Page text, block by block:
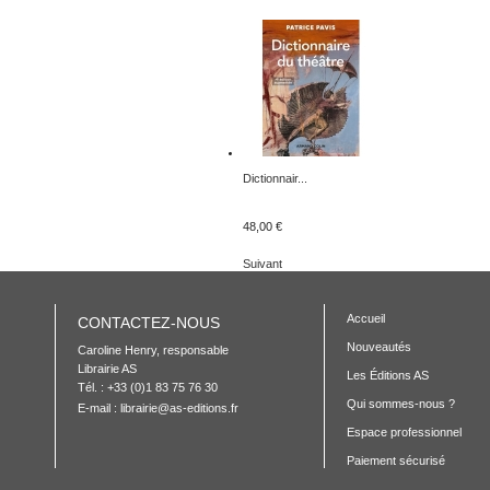
Dictionnair...
48,00 €
Suivant
CONTACTEZ-NOUS
Caroline Henry, responsable
Librairie AS
Tél. : +33 (0)1 83 75 76 30
E-mail : librairie@as-editions.fr
Accueil
Nouveautés
Les Éditions AS
Qui sommes-nous ?
Espace professionnel
Paiement sécurisé